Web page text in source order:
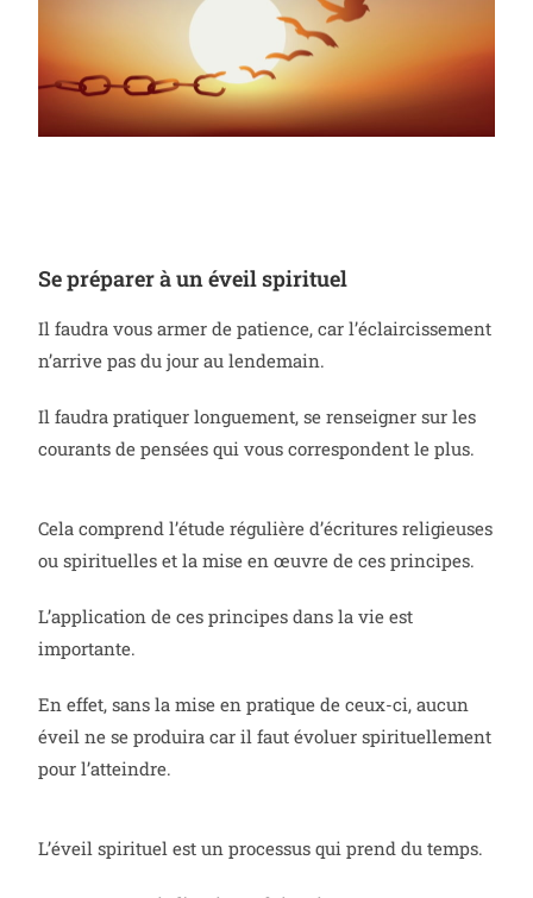
Se préparer à un éveil spirituel
Il faudra vous armer de patience, car l’éclaircissement
n’arrive pas du jour au lendemain.
Il faudra pratiquer longuement, se renseigner sur les
courants de pensées qui vous correspondent le plus.
Cela comprend l’étude régulière d’écritures religieuses
ou spirituelles et la mise en œuvre de ces principes.
L’application de ces principes dans la vie est
importante.
En effet, sans la mise en pratique de ceux-ci, aucun
éveil ne se produira car il faut évoluer spirituellement
pour l’atteindre.
L’éveil spirituel est un processus qui prend du temps.